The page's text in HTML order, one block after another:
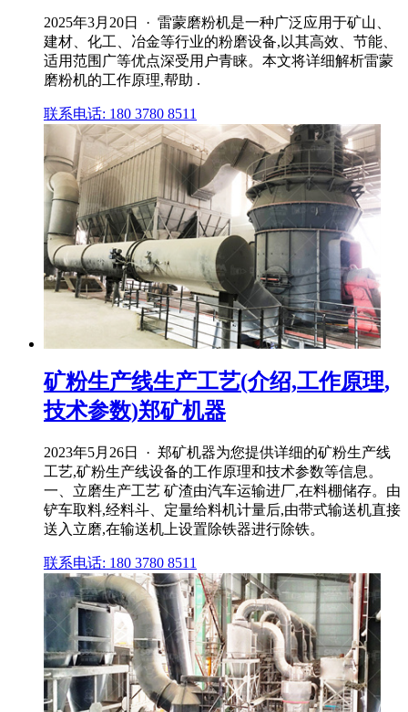
2025年3月20日 · 雷蒙磨粉机是一种广泛应用于矿山、
建材、化工、冶金等行业的粉磨设备,以其高效、节能、
适用范围广等优点深受用户青睐。本文将详细解析雷蒙
磨粉机的工作原理,帮助 .
联系电话: 180 3780 8511
矿粉生产线生产工艺(介绍,工作原理,
技术参数)郑矿机器
2023年5月26日 · 郑矿机器为您提供详细的矿粉生产线
工艺,矿粉生产线设备的工作原理和技术参数等信息。
一、立磨生产工艺 矿渣由汽车运输进厂,在料棚储存。由
铲车取料,经料斗、定量给料机计量后,由带式输送机直接
送入立磨,在输送机上设置除铁器进行除铁。
联系电话: 180 3780 8511